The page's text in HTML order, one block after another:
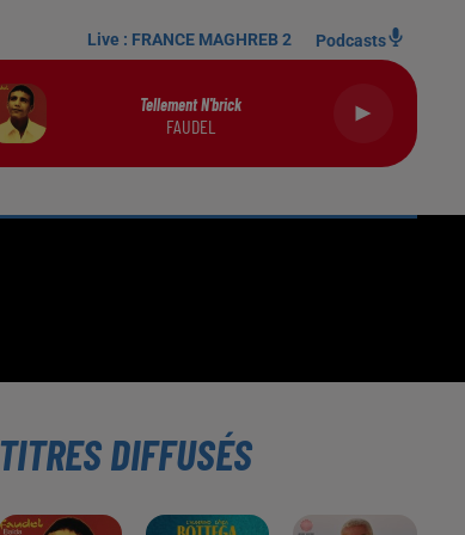
Live : FRANCE MAGHREB 2 Podcasts
Tellement N'brick
FAUDEL
TITRES DIFFUSÉS